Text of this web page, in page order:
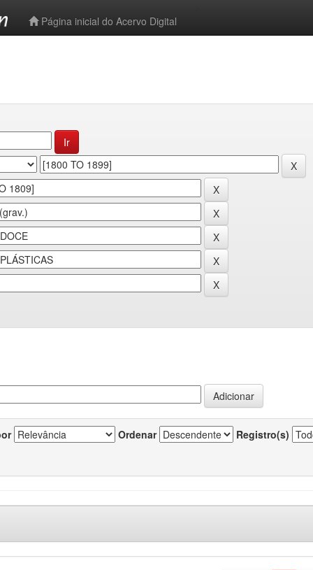
Página inicial do Acervo Digital
Ordenar Registro(s)